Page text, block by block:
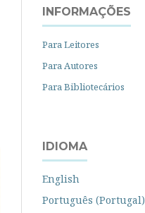
INFORMAÇÕES
Para Leitores
Para Autores
Para Bibliotecários
IDIOMA
English
Português (Portugal)